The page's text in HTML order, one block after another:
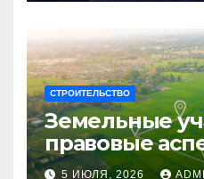
СТРОИТЕЛЬСТВО
Земельные
правовые
возможности
5 ИЮЛЯ, 2026